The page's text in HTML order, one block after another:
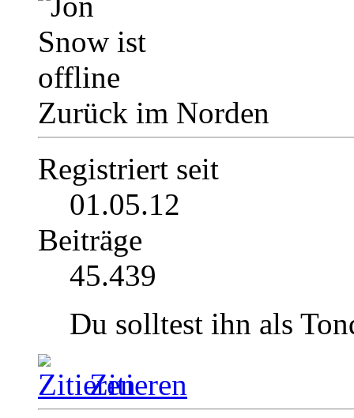
Zurück im Norden
Registriert seit
01.05.12
Beiträge
45.439
Du solltest ihn als
Zitieren